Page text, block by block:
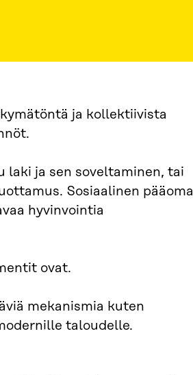
ja kollektiivista
laki ja sen soveltaminen, tai
Sosiaalinen pääoma
hyvinvointia
ovat.
mekanismia kuten
taloudelle.